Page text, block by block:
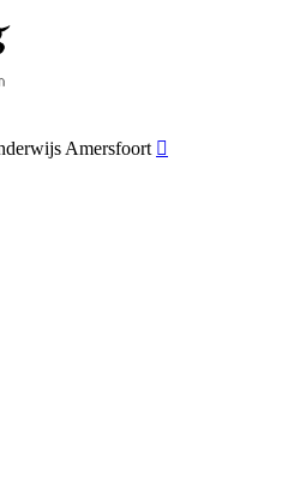
Amersfoort 